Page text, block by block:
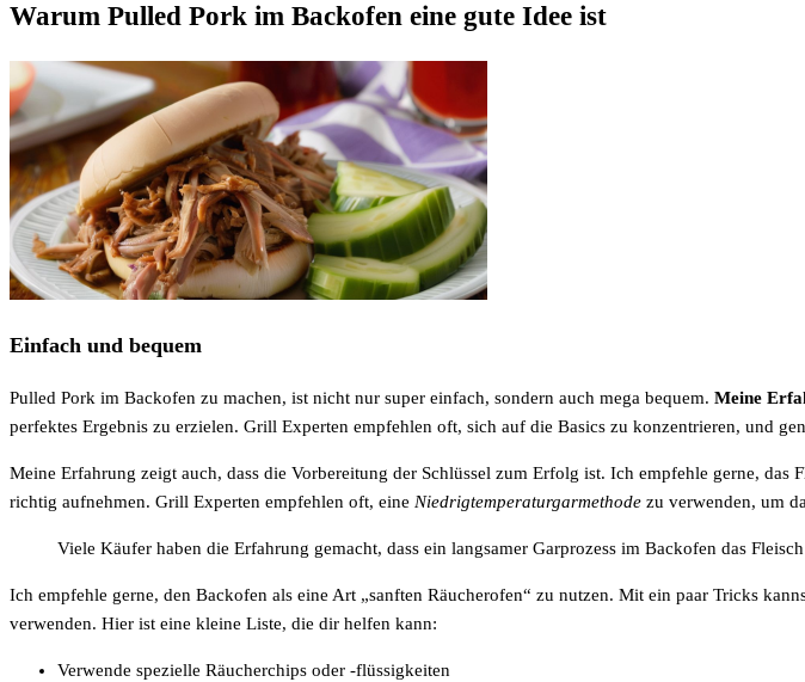
Warum Pulled Pork im Backofen eine gute Idee ist
Einfach und bequem
Pulled Pork im Backofen zu machen, ist nicht nur super einfach, sondern auch mega bequem. Meine
perfektes Ergebnis zu erzielen. Grill Experten empfehlen oft, sich auf die Basics zu konzentrieren, und
Meine Erfahrung zeigt auch, dass die Vorbereitung der Schlüssel zum Erfolg ist. Ich empfehle gerne, das
richtig aufnehmen. Grill Experten empfehlen oft, eine Niedrigtemperaturgarmethode zu verwenden, um
Viele Käufer haben die Erfahrung gemacht, dass ein langsamer Garprozess im Backofen das
Ich empfehle gerne, den Backofen als eine Art „sanften Räucherofen“ zu nutzen. Mit ein paar Tricks
verwenden. Hier ist eine kleine Liste, die dir helfen kann:
Verwende spezielle Räucherchips oder -flüssigkeiten